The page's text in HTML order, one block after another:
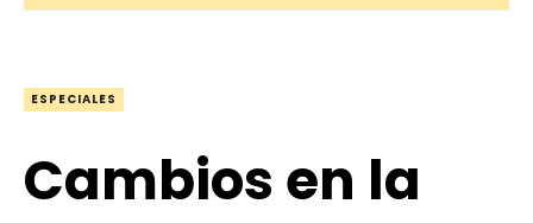
ESPECIALES
Cambios en la